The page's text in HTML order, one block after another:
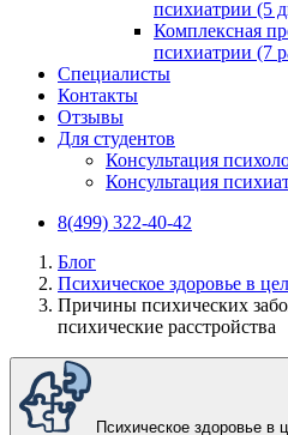
психиатрии (5
Комплексная
психиатрии (7
Специалисты
Контакты
Отзывы
Для студентов
Консультация
Консультация
8(499) 322-40-42
Блог
Психическое здоровье в
Причины психических
психические расстройства
Психическое здоровье в